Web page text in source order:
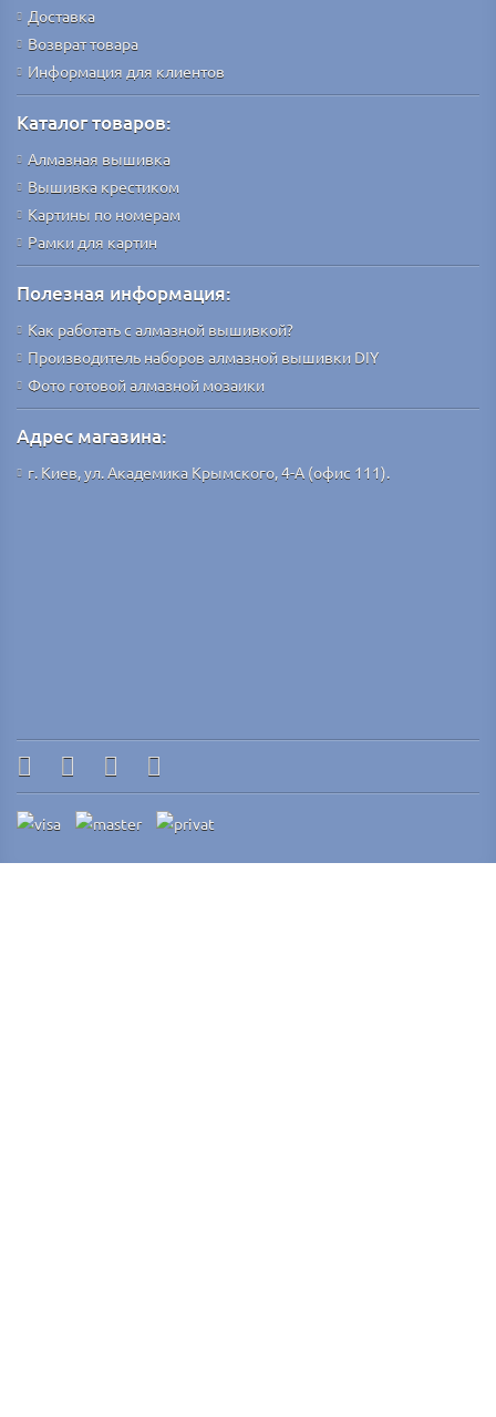
Доставка
Возврат товара
Информация для клиентов
Каталог товаров:
Алмазная вышивка
Вышивка крестиком
Картины по номерам
Рамки для картин
Полезная информация:
Как работать с алмазной вышивкой?
Производитель наборов алмазной вышивки DIY
Фото готовой алмазной мозаики
Адрес магазина:
г. Киев, ул. Академика Крымского, 4-А (офис 111).